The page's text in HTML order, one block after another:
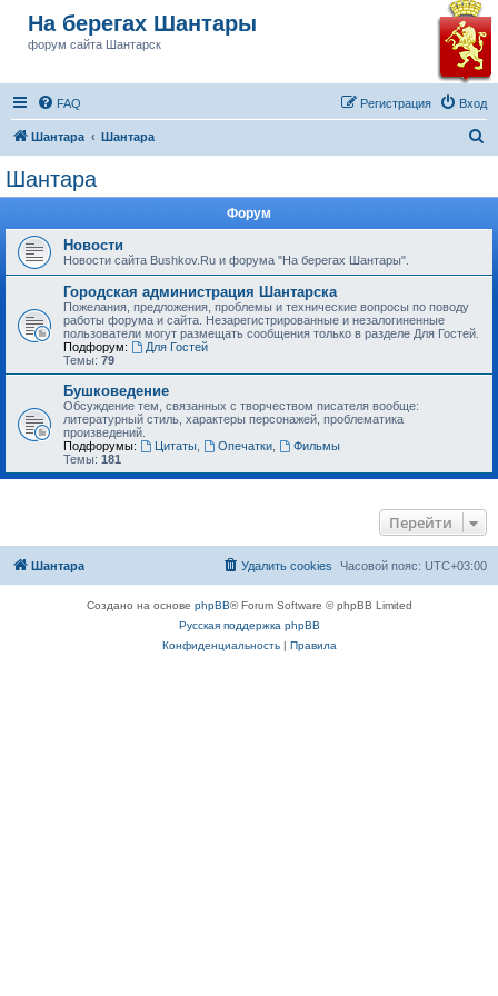
На берегах Шантары
форум сайта Шантарск
FAQ Вход
Регистрация
Шантара Шантара
Шантара
Форум
Новости
Новости сайта Bushkov.Ru и форума "На берегах Шантары".
Городская администрация Шантарска
Пожелания, предложения, проблемы и технические вопросы по поводу
работы форума и сайта. Незарегистрированные и незалогиненные
пользователи могут размещать сообщения только в разделе Для Гостей.
Подфорум:
Для Гостей
Темы: 79
Бушковедение
Обсуждение тем, связанных с творчеством писателя вообще:
литературный стиль, характеры персонажей, проблематика
произведений.
Подфорумы:
Цитаты, Опечатки,
Фильмы
Темы: 181
Перейти
Шантара Часовой пояс: UTC+03:00
Удалить cookies
Создано на основе phpBB® Forum Software © phpBB Limited
Русская поддержка phpBB
Конфиденциальность| Правила